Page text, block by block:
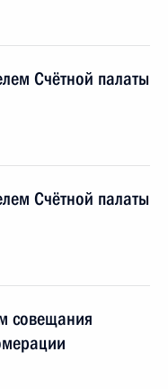
Счётной палаты
Счётной палаты
совещания